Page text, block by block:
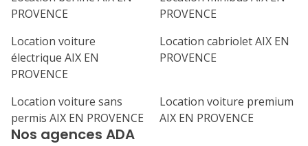
lu me je
2 3 4
7
14 15 16 17 18
21 22
Nos agences ADA
PROVENCE
PROVENCE
Location voiture
électrique AIX EN
PROVENCE
Location cabriolet AIX EN
PROVENCE
Location voiture sans
permis AIX EN PROVENCE
Location voiture premium
AIX EN PROVENCE